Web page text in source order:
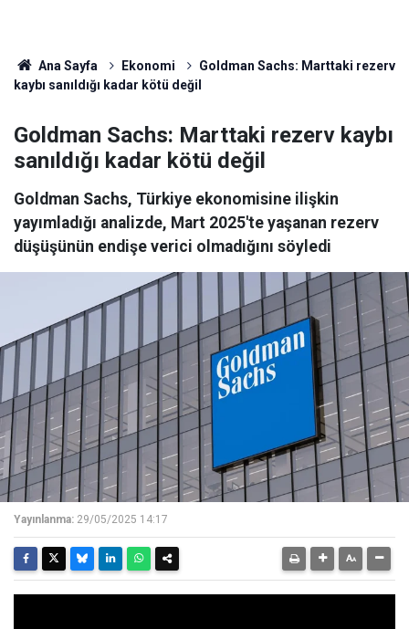
Ana Sayfa Ekonomi
Goldman Sachs: Marttaki rezerv
kaybı sanıldığı kadar kötü değil
Goldman Sachs: Marttaki rezerv kaybı
sanıldığı kadar kötü değil
Goldman Sachs, Türkiye ekonomisine ilişkin
yayımladığı analizde, Mart 2025'te yaşanan rezerv
düşüşünün endişe verici olmadığını söyledi
Yayınlanma: 29/05/2025 14:17